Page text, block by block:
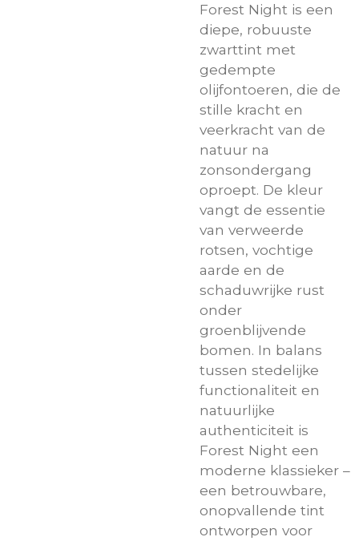
Forest Night is een
diepe, robuuste
zwarttint met
gedempte
olijfontoeren, die de
stille kracht en
veerkracht van de
natuur na
zonsondergang
oproept. De kleur
vangt de essentie
van verweerde
rotsen, vochtige
aarde en de
schaduwrijke rust
onder
groenblijvende
bomen. In balans
tussen stedelijke
functionaliteit en
natuurlijke
authenticiteit is
Forest Night een
moderne klassieker –
een betrouwbare,
onopvallende tint
ontworpen voor